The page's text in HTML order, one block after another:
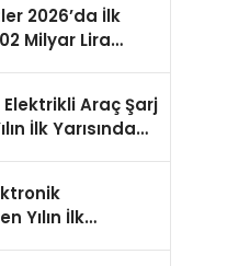
2026’da İlk
Milyar Lira
Elektrikli Araç Şarj
İlk Yarısında
Yılın İlk